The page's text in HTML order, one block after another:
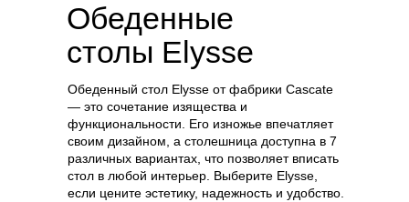
Обеденные
столы Elysse
Обеденный стол Elysse от фабрики Cascate
— это сочетание изящества и
функциональности. Его изножье впечатляет
своим дизайном, а столешница доступна в 7
различных вариантах, что позволяет вписать
стол в любой интерьер. Выберите Elysse,
если цените эстетику, надежность и удобство.